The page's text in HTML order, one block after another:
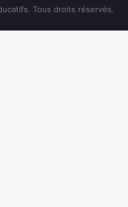
Tous droits réservés.